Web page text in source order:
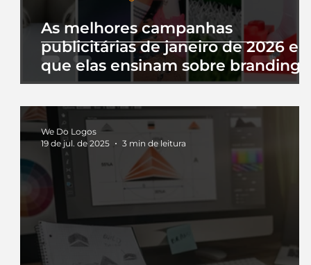
As melhores campanhas
publicitárias de janeiro de 2026 e
que elas ensinam sobre branding
We Do Logos
19 de jul. de 2025
3 min de leitura